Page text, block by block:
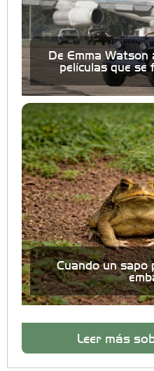
De Emma
películas que se
Cuando un sapo
Leer más